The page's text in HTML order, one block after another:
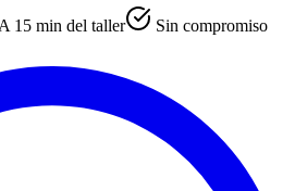
A 15 min del taller
Sin compromiso